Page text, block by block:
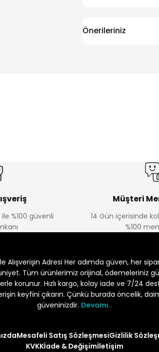
Önerileriniz
%100 güvenli
Müşteri
14 Gün içerisinde
%100
Alışverişin Adresi Her adımda güven, her
Tüm ürünlerimiz orijinal, ödemeleriniz
korunur. Hızlı kargo, kolay iade ve 7/24
keyfini çıkarın. Çünkü burada öncelik,
güveninizdir. Devamı..
Mesafeli Satış SözleşmesiGizlilik
KVKKİade & Değişimİletişim